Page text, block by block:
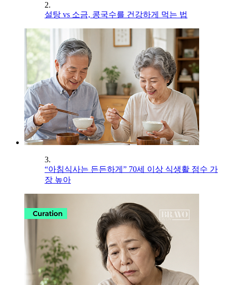
2.
설탕 vs 소금, 콩국수를 건강하게 먹는 법
3.
“아침식사는 든든하게” 70세 이상 식생활 점수 가
장 높아